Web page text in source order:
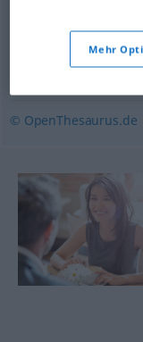
© OpenThesaurus.de
Mehr